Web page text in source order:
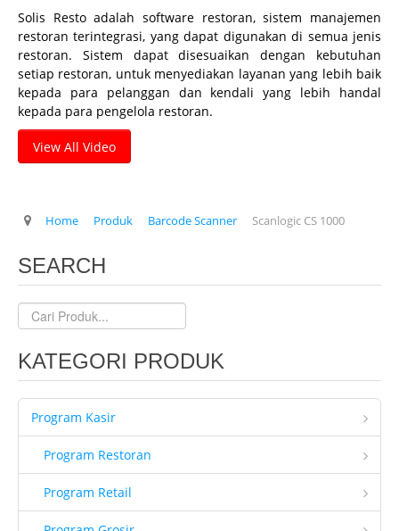
Demo
Demo Program
Request Demo
Request Training
Client Kami
Tentang Kami
IT & Support
Kontrak Maintenance
Upgrade Program
Training Staff IT
Form Registrasi
Hubungi Kami
Brosur
Solis Resto adalah software restoran, sistem manajemen
restoran terintegrasi, yang dapat digunakan di semua jenis
restoran. Sistem dapat disesuaikan dengan kebutuhan
setiap restoran, untuk menyediakan layanan yang lebih baik
kepada para pelanggan dan kendali yang lebih handal
kepada para pengelola restoran.
View All Video
Home Produk Barcode Scanner Scanlogic CS 1000
SEARCH
KATEGORI PRODUK
Program Kasir
Program Restoran
Program Retail